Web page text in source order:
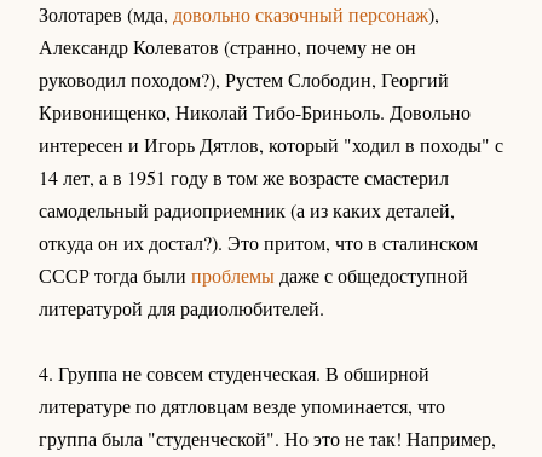
Золотарев (мда, довольно сказочный персонаж),
Александр Колеватов (странно, почему не он
руководил походом?), Рустем Слободин, Георгий
Кривонищенко, Николай Тибо-Бриньоль. Довольно
интересен и Игорь Дятлов, который "ходил в походы" с
14 лет, а в 1951 году в том же возрасте смастерил
самодельный радиоприемник (а из каких деталей,
откуда он их достал?). Это притом, что в сталинском
СССР тогда были проблемы даже с общедоступной
литературой для радиолюбителей.
4. Группа не совсем студенческая. В обширной
литературе по дятловцам везде упоминается, что
группа была "студенческой". Но это не так! Например,